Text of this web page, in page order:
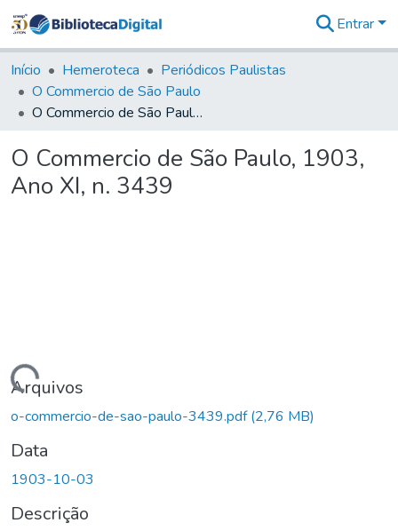
&
Coleções
Tudo na
Biblioteca
Estatísticas
Entrar
Início Hemeroteca
Periódicos Paulistas
O Commercio de São Paulo
O Commercio de São Paulo, 1903, Ano XI, n. 3439
O Commercio de São Paulo, 1903,
Ano XI, n. 3439
Carregando...
Arquivos
o-commercio-de-sao-paulo-3439.pdf(2,76 MB)
Data
1903-10-03
Descrição